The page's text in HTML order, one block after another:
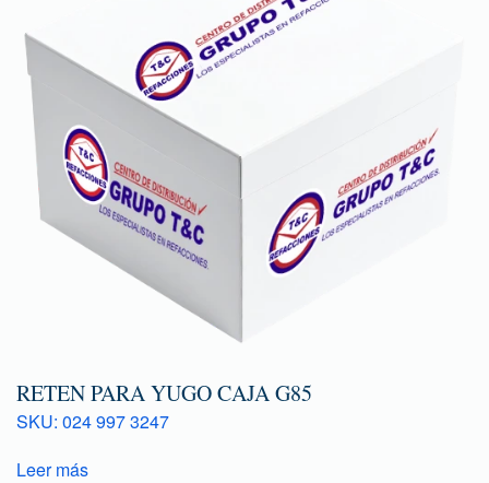
RETEN PARA YUGO CAJA G85
SKU: 024 997 3247
Leer más